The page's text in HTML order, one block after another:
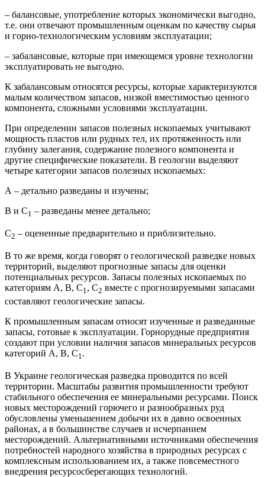
– балансовые, употребление которых экономически выгодно,
т.е. они отвечают промышленным оценкам по качеству сырья
и горно-технологическим условиям эксплуатации;
– забалансовые, которые при имеющемся уровне технологии
эксплуатировать не выгодно.
К забалансовым относятся ресурсы, которые характеризуются
малым количеством запасов, низкой вместимостью ценного
компонента, сложными условиями эксплуатации.
При определении запасов полезных ископаемых учитывают
мощность пластов или рудных тел, их протяженность или
глубину залегания, содержание полезного компонента и
другие специфические показатели. В геологии выделяют
четыре категории запасов полезных ископаемых:
А – детально разведаны и изучены;
В и С1 – разведаны менее детально;
С2 – оцененные предварительно и приблизительно.
В то же время, когда говорят о геологической разведке новых
территорий, выделяют прогнозные запасы для оценки
потенциальных ресурсов. Запасы полезных ископаемых по
категориям А, В, С1, С2 вместе с прогнозируемыми запасами
составляют геологические запасы.
К промышленным запасам относят изученные и разведанные
запасы, готовые к эксплуатации. Горнорудные предприятия
создают при условии наличия запасов минеральных ресурсов
категорий А, В, С1 .
В Украине геологическая разведка проводится по всей
территории. Масштабы развития промышленности требуют
стабильного обеспечения ее минеральными ресурсами. Поиск
новых месторождений горючего и разнообразных руд
обусловлены уменьшением добычи их в давно освоенных
районах, а в большинстве случаев и исчерпанием
месторождений. Альтернативными источниками обеспечения
потребностей народного хозяйства в природных ресурсах с
комплексным использованием их, а также повсеместного
внедрения ресурсосберегающих технологий.